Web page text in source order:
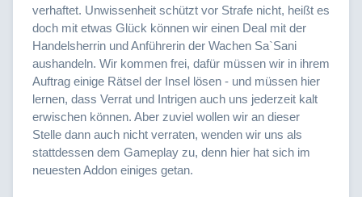
verhaftet. Unwissenheit schützt vor Strafe nicht, heißt es
doch mit etwas Glück können wir einen Deal mit der
Handelsherrin und Anführerin der Wachen Sa`Sani
aushandeln. Wir kommen frei, dafür müssen wir in ihrem
Auftrag einige Rätsel der Insel lösen - und müssen hier
lernen, dass Verrat und Intrigen auch uns jederzeit kalt
erwischen können. Aber zuviel wollen wir an dieser
Stelle dann auch nicht verraten, wenden wir uns als
stattdessen dem Gameplay zu, denn hier hat sich im
neuesten Addon einiges getan.